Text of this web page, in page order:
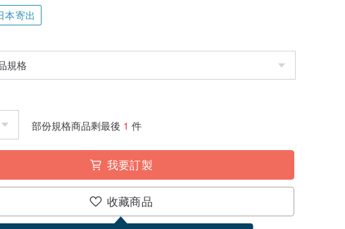
本寄出
部份規格商品剩最後 1 件
我要訂製
收藏商品